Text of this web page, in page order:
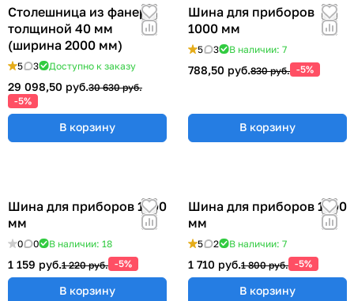
Столешница из фанеры
толщиной 40 мм
(ширина 2000 мм)
5 3 Доступно к заказу
29 098,50 руб.30 630 руб.
-5%
В корзину
Шина для приборов
1000 мм
5 3 В наличии: 7
788,50 руб.830 руб. -5%
В корзину
Шина для приборов 1200
мм
0 0 В наличии: 18
1 159 руб.1 220 руб. -5%
В корзину
Шина для приборов 1500
мм
5 2 В наличии: 7
1 710 руб.1 800 руб. -5%
В корзину